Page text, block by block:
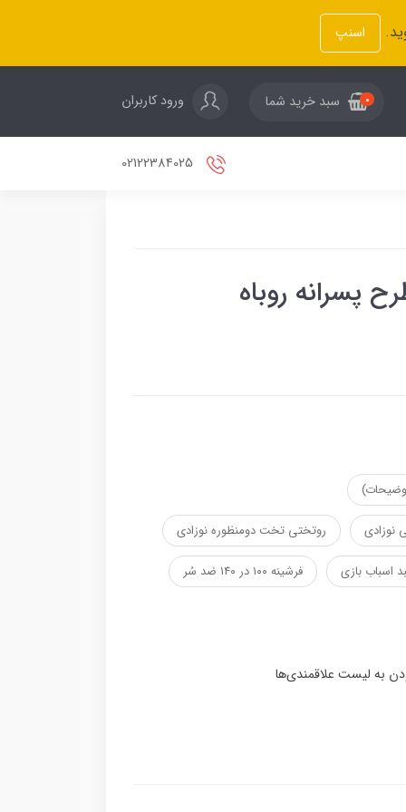
اسنپ
0 سبد خرید شما ورود کاربران
نوزادی روتختی تخت دومنظوره نوزادی
اسباب بازی فرشینه ۱۰۰ در ۱۴۰ ضد سُر